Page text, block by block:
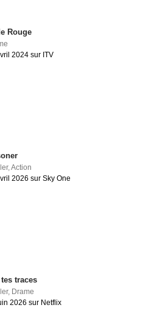
Rouge
2024 sur ITV
,Action
2026 sur Sky One
traces
, Drame
2026 sur Netflix